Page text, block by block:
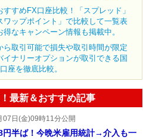
すすめFX口座比較！「スプレッド」
ワップポイント」で比較して一覧表
得なキャンペーン情報も掲載中。
ら取引可能で損失や取引時間が限定
イナリーオプションが取引できる国
座を徹底比較。
最新＆おすすめ記事
07日(金)09時11分公開
円半ば！今晩米雇用統計→介入も一